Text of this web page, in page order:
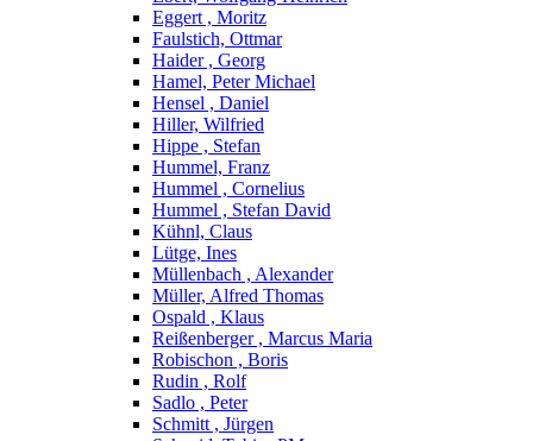
Eggert , Moritz
Faulstich, Ottmar
Haider , Georg
Hamel, Peter Michael
Hensel , Daniel
Hiller, Wilfried
Hippe , Stefan
Hummel, Franz
Hummel , Cornelius
Hummel , Stefan David
Kühnl, Claus
Lütge, Ines
Müllenbach , Alexander
Müller, Alfred Thomas
Ospald , Klaus
Reißenberger , Marcus Maria
Robischon , Boris
Rudin , Rolf
Sadlo , Peter
Schmitt , Jürgen